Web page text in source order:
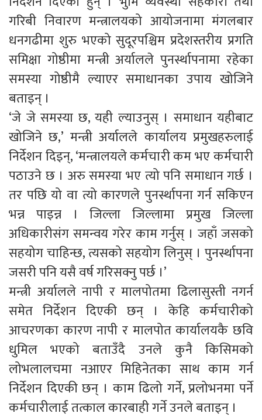
गरिबी निवारण मन्त्रालयको आयोजनामा मंगलबार
धनगढीमा शुरु भएको सुदूरपश्चिम प्रदेशस्तरीय प्रगति
समिक्षा गोष्ठीमा मन्त्री अर्यालले पुनर्स्थापनामा रहेका
समस्या गोष्ठीमै ल्याएर समाधानका उपाय खोजिने
बताइन् ।
‘जे जे समस्या छ, यही ल्याउनुस् । समाधान यहीबाट
खोजिने छ,’ मन्त्री अर्यालले कार्यालय प्रमुखहरुलाई
निर्देशन दिइन्, ‘मन्त्रालयले कर्मचारी कम भए कर्मचारी
पठाउने छ । अरु समस्या भए त्यो पनि समाधान गर्छ ।
तर पछि यो वा त्यो कारणले पुनर्स्थापना गर्न सकिएन
भन्न पाइन्न । जिल्ला जिल्लामा प्रमुख जिल्ला
अधिकारीसंग समन्वय गरेर काम गर्नुस् । जहाँ जसको
सहयोग चाहिन्छ, त्यसको सहयोग लिनुस् । पुनर्स्थापना
जसरी पनि यसै वर्ष गरिसक्नु पर्छ ।’
मन्त्री अर्यालले नापी र मालपोतमा ढिलासुस्ती नगर्न
समेत निर्देशन दिएकी छन् । केहि कर्मचारीको
आचरणका कारण नापी र मालपोत कार्यालयकै छवि
धुमिल भएको बताउँदै उनले कुनै किसिमको
लोभलालचमा नआएर मिहिनेतका साथ काम गर्न
निर्देशन दिएकी छन् । काम ढिलो गर्ने, प्रलोभनमा पर्ने
कर्मचारीलाई तत्काल कारबाही गर्ने उनले बताइन् ।